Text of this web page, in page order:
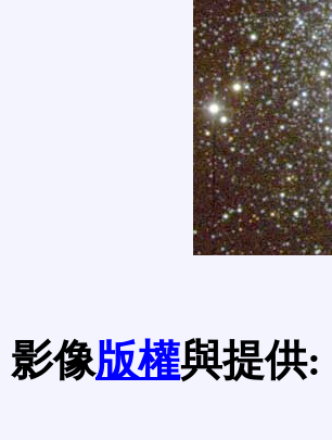
影像版權與提供: